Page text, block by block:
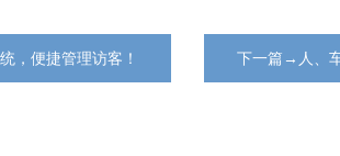
，便捷管理访客！ 下一篇→人、